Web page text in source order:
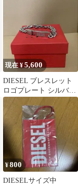
現在 ¥5,600
DIESEL ブレスレット
ロゴプレート シルバー
カラー
¥800
DIESELサイズ中